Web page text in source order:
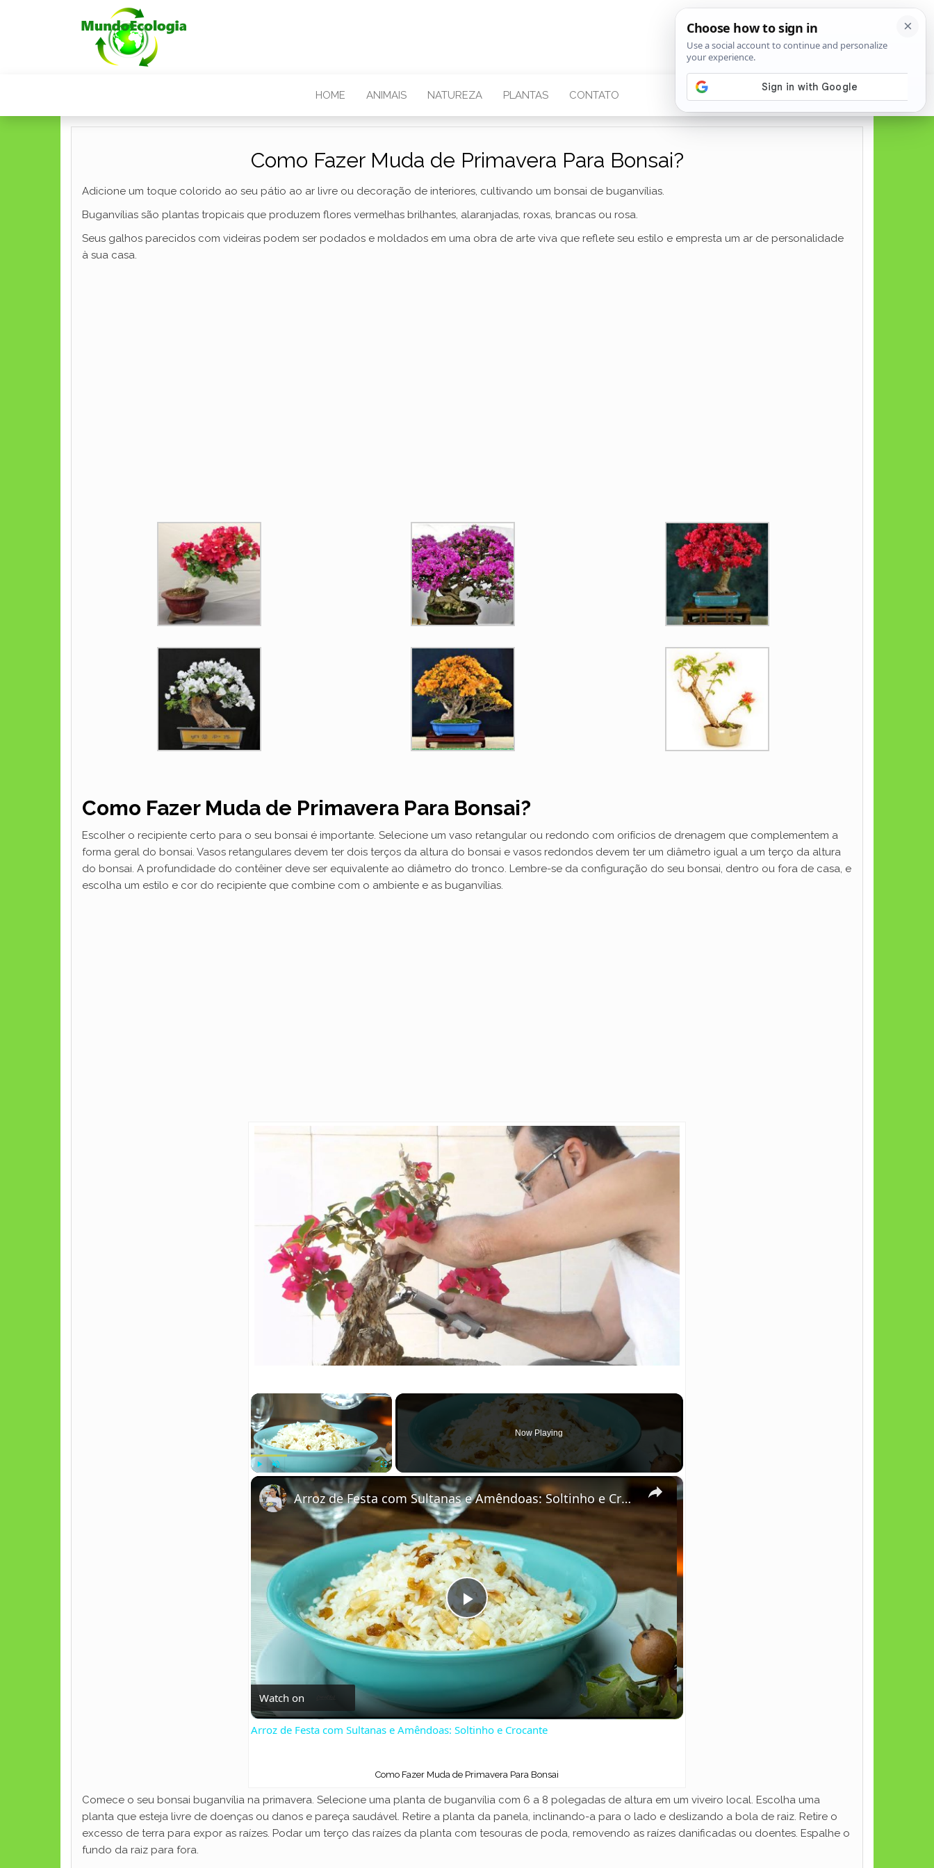
HOME ANIMAIS NATUREZA PLANTAS CONTATO
Como Fazer Muda de Primavera Para Bonsai?
Adicione um toque colorido ao seu pátio ao ar livre ou decoração de interiores, cultivando um bonsai de buganvílias.
Buganvílias são plantas tropicais que produzem flores vermelhas brilhantes, alaranjadas, roxas, brancas ou rosa.
Seus galhos parecidos com videiras podem ser podados e moldados em uma obra de arte viva que reflete seu estilo e empresta um ar de personalidade
à sua casa.
Como Fazer Muda de Primavera Para Bonsai?
Escolher o recipiente certo para o seu bonsai é importante. Selecione um vaso retangular ou redondo com orifícios de drenagem que complementem a
forma geral do bonsai. Vasos retangulares devem ter dois terços da altura do bonsai e vasos redondos devem ter um diâmetro igual a um terço da altura
do bonsai. A profundidade do contêiner deve ser equivalente ao diâmetro do tronco. Lembre-se da configuração do seu bonsai, dentro ou fora de casa, e
escolha um estilo e cor do recipiente que combine com o ambiente e as buganvílias.
×
Play Unmute Fullscreen
Now Playing
×
P
l
a
V
i
Arroz de Festa com Sultanas e Amêndoas: Soltinho e Crocante
Watch on
Arroz de Festa com Sultanas e Amêndoas: Soltinho e Crocante
Como Fazer Muda de Primavera Para Bonsai
Comece o seu bonsai buganvília na primavera. Selecione uma planta de buganvília com 6 a 8 polegadas de altura em um viveiro local. Escolha uma
planta que esteja livre de doenças ou danos e pareça saudável. Retire a planta da panela, inclinando-a para o lado e deslizando a bola de raiz. Retire o
excesso de terra para expor as raízes. Podar um terço das raízes da planta com tesouras de poda, removendo as raízes danificadas ou doentes. Espalhe o
fundo da raiz para fora.